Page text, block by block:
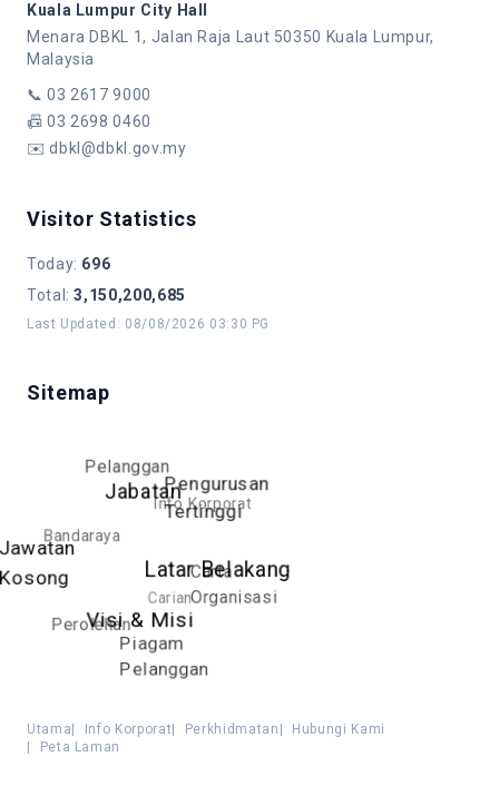
Kuala Lumpur City Hall
Menara DBKL 1, Jalan Raja Laut 50350 Kuala Lumpur,
Malaysia
📞03 2617 9000
📠03 2698 0460
✉️dbkl@dbkl.gov.my
Visitor Statistics
Today: 696
Total :3,150,200,685
Last Updated : 08/08/2026 03:30 PG
Sitemap
Latar Belakang
Visi & Misi
Piagam
Pelanggan
Carta
Organisasi
Pengurusan
Tertinggi
Jabatan
Jawatan
Kosong
Perolehan
Carian
Info Korporat
Pelanggan
Bandaraya
Utama Info Korporat Perkhidmatan
Hubungi Kami
Peta Laman